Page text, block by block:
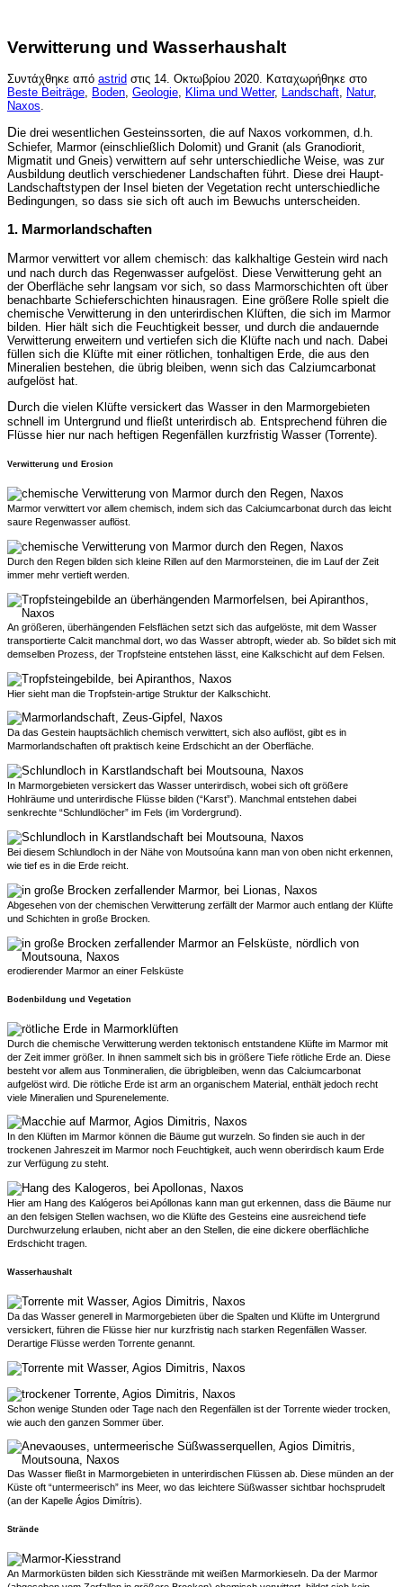
Verwitterung und Wasserhaushalt
Συντάχθηκε από astrid στις 14. Οκτωβρίου 2020 . Καταχωρήθηκε στο
Beste Beiträge
Boden Geologie Klima und Wetter, Landschaft Natur,
Naxos
Die drei wesentlichen Gesteinssorten, die auf Naxos vorkommen, d.h.
Schiefer, Marmor (einschließlich Dolomit) und Granit (als Granodiorit,
Migmatit und Gneis) verwittern auf sehr unterschiedliche Weise, was zur
Ausbildung deutlich verschiedener Landschaften führt. Diese drei Haupt-
Landschaftstypen der Insel bieten der Vegetation recht unterschiedliche
Bedingungen, so dass sie sich oft auch im Bewuchs unterscheiden.
1. Marmorlandschaften
Marmor verwittert vor allem chemisch: das kalkhaltige Gestein wird nach
und nach durch das Regenwasser aufgelöst. Diese Verwitterung geht an
der Oberfläche sehr langsam vor sich, so dass Marmorschichten oft über
benachbarte Schieferschichten hinausragen. Eine größere Rolle spielt die
chemische Verwitterung in den unterirdischen Klüften, die sich im Marmor
bilden. Hier hält sich die Feuchtigkeit besser, und durch die andauernde
Verwitterung erweitern und vertiefen sich die Klüfte nach und nach. Dabei
füllen sich die Klüfte mit einer rötlichen, tonhaltigen Erde, die aus den
Mineralien bestehen, die übrig bleiben, wenn sich das Calziumcarbonat
aufgelöst hat.
Durch die vielen Klüfte versickert das Wasser in den Marmorgebieten
schnell im Untergrund und fließt unterirdisch ab. Entsprechend führen die
Flüsse hier nur nach heftigen Regenfällen kurzfristig Wasser (Torrente).
Verwitterung und Erosion
Marmor verwittert vor allem chemisch, indem sich das Calciumcarbonat durch das leicht
saure Regenwasser auflöst.
Durch den Regen bilden sich kleine Rillen auf den Marmorsteinen, die im Lauf der Zeit
immer mehr vertieft werden.
An größeren, überhängenden Felsflächen setzt sich das aufgelöste, mit dem Wasser
transportierte Calcit manchmal dort, wo das Wasser abtropft, wieder ab. So bildet sich mit
demselben Prozess, der Tropfsteine entstehen lässt, eine Kalkschicht auf dem Felsen.
Hier sieht man die Tropfstein-artige Struktur der Kalkschicht.
Da das Gestein hauptsächlich chemisch verwittert, sich also auflöst, gibt es in
Marmorlandschaften oft praktisch keine Erdschicht an der Oberfläche.
In Marmorgebieten versickert das Wasser unterirdisch, wobei sich oft größere
Hohlräume und unterirdische Flüsse bilden (“Karst”). Manchmal entstehen dabei
senkrechte “Schlundlöcher” im Fels (im Vordergrund).
Bei diesem Schlundloch in der Nähe von Moutsoúna kann man von oben nicht erkennen,
wie tief es in die Erde reicht.
Abgesehen von der chemischen Verwitterung zerfällt der Marmor auch entlang der Klüfte
und Schichten in große Brocken.
erodierender Marmor an einer Felsküste
Bodenbildung und Vegetation
Durch die chemische Verwitterung werden tektonisch entstandene Klüfte im Marmor mit
der Zeit immer größer. In ihnen sammelt sich bis in größere Tiefe rötliche Erde an. Diese
besteht vor allem aus Tonmineralien, die übrigbleiben, wenn das Calciumcarbonat
aufgelöst wird. Die rötliche Erde ist arm an organischem Material, enthält jedoch recht
viele Mineralien und Spurenelemente.
In den Klüften im Marmor können die Bäume gut wurzeln. So finden sie auch in der
trockenen Jahreszeit im Marmor noch Feuchtigkeit, auch wenn oberirdisch kaum Erde
zur Verfügung zu steht.
Hier am Hang des Kalógeros bei Apóllonas kann man gut erkennen, dass die Bäume nur
an den felsigen Stellen wachsen, wo die Klüfte des Gesteins eine ausreichend tiefe
Durchwurzelung erlauben, nicht aber an den Stellen, die eine dickere oberflächliche
Erdschicht tragen.
Wasserhaushalt
Da das Wasser generell in Marmorgebieten über die Spalten und Klüfte im Untergrund
versickert, führen die Flüsse hier nur kurzfristig nach starken Regenfällen Wasser.
Derartige Flüsse werden Torrente genannt.
Schon wenige Stunden oder Tage nach den Regenfällen ist der Torrente wieder trocken,
wie auch den ganzen Sommer über.
Das Wasser fließt in Marmorgebieten in unterirdischen Flüssen ab. Diese münden an der
Küste oft “untermeerisch” ins Meer, wo das leichtere Süßwasser sichtbar hochsprudelt
(an der Kapelle Ágios Dimítris).
Strände
An Marmorküsten bilden sich Kiesstrände mit weißen Marmorkieseln. Da der Marmor